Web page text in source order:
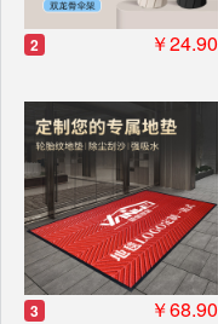
2 ￥24.90
3 ￥68.90